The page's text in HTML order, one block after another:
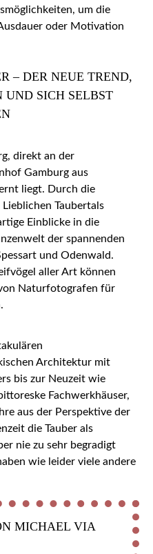
um die
oder Motivation
– DER NEUE TREND,
UND SICH SELBST
direkt an der
Gamburg aus
liegt. Durch die
Taubertals
Einblicke in die
der spannenden
und Odenwald.
aller Art können
Naturfotografen für
Architektur mit
bis zur Neuzeit wie
Fachwerkhäuser,
aus der Perspektive der
die Tauber als
nie zu sehr begradigt
wie leider viele andere
MICHAEL VIA